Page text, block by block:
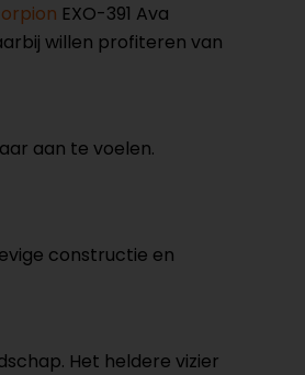
EXO-391 Ava
willen profiteren van
aan te voelen.
constructie en
Het heldere vizier